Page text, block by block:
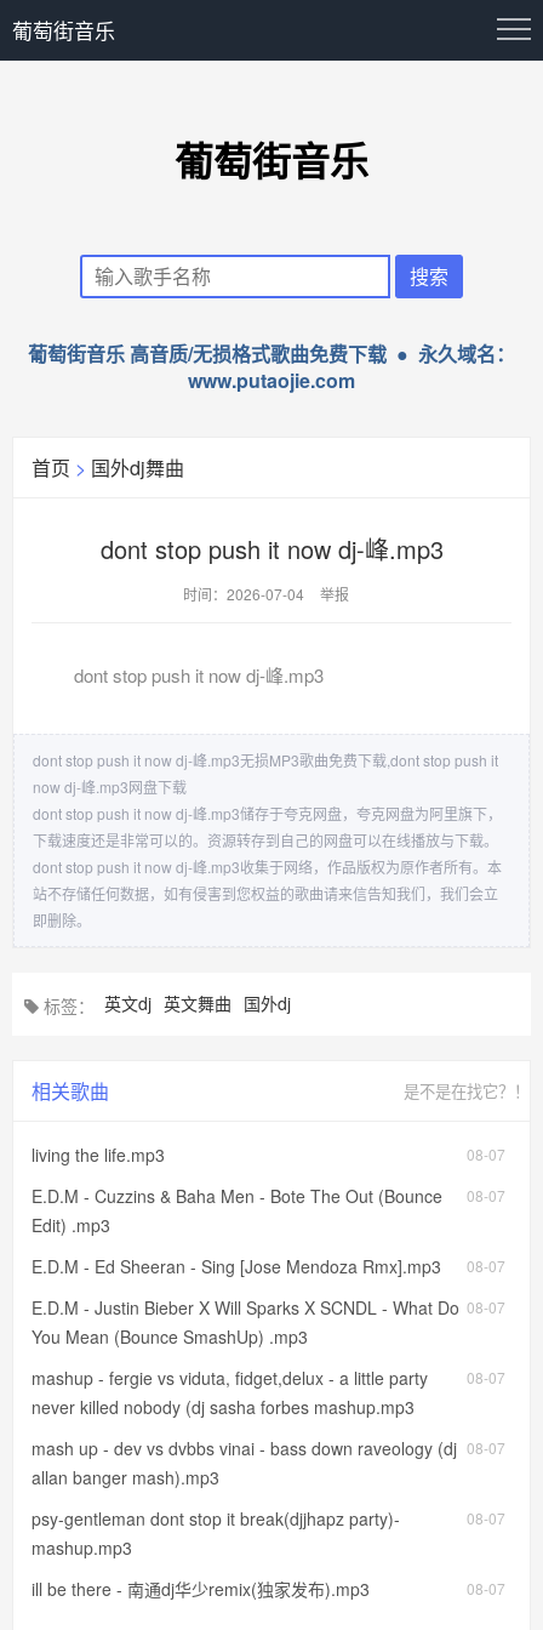
葡萄街音乐
葡萄街音乐
葡萄街音乐 高音质/无损格式歌曲免费下载 ● 永久域名：
www.putaojie.com
首页 > 国外dj舞曲
dont stop push it now dj-峰.mp3
时间：2026-07-04 举报
dont stop push it now dj-峰.mp3
dont stop push it now dj-峰.mp3无损MP3歌曲免费下载,dont stop push it
now dj-峰.mp3网盘下载
dont stop push it now dj-峰.mp3储存于夸克网盘，夸克网盘为阿里旗下，
下载速度还是非常可以的。资源转存到自己的网盘可以在线播放与下载。
dont stop push it now dj-峰.mp3收集于网络，作品版权为原作者所有。本
站不存储任何数据，如有侵害到您权益的歌曲请来信告知我们，我们会立
即删除。
标签： 英文dj 英文舞曲 国外dj
相关歌曲 是不是在找它？！
08-07
living the life.mp3
08-07
E.D.M - Cuzzins & Baha Men - Bote The Out (Bounce
Edit) .mp3
08-07
E.D.M - Ed Sheeran - Sing [Jose Mendoza Rmx].mp3
08-07
E.D.M - Justin Bieber X Will Sparks X SCNDL - What Do
You Mean (Bounce SmashUp) .mp3
08-07
mashup - fergie vs viduta, fidget,delux - a little party
never killed nobody (dj sasha forbes mashup.mp3
08-07
mash up - dev vs dvbbs vinai - bass down raveology (dj
allan banger mash).mp3
08-07
psy-gentleman dont stop it break(djjhapz party)-
mashup.mp3
08-07
ill be there - 南通dj华少remix(独家发布).mp3